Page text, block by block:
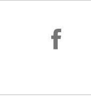
facebook